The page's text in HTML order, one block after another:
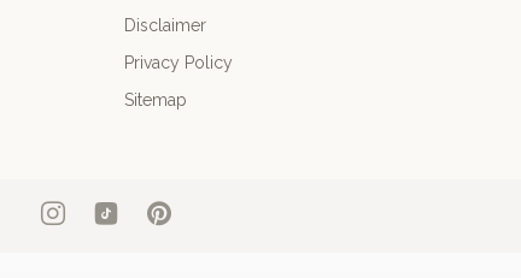
Disclaimer
Privacy Policy
Sitemap